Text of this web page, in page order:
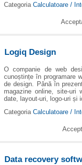
Categoria Calculatoare /
Logiq Design
O companie de web
cunoștințe în programare
de design. Până în
magazine online, site-uri
date, layout-uri, logo-uri și
Categoria Calculatoare /
Data recovery